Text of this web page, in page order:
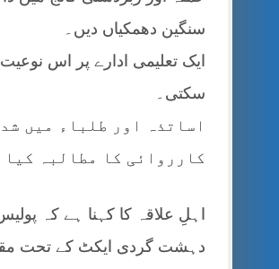
سنگین دھمکیاں دیں۔
ایک تعلیمی ادارے پر اس
سکتی۔
اساتذہ اور طلباء میں
کارروائی کا مطالبہ کیا
اہلِ علاقہ کا کہنا ہے کہ
دہشت گردی ایکٹ کے تحت